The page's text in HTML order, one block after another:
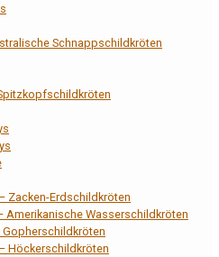
Schnappschildkröten
Zacken-Erdschildkröten
Amerikanische Wasserschildkröten
Höckerschildkröten